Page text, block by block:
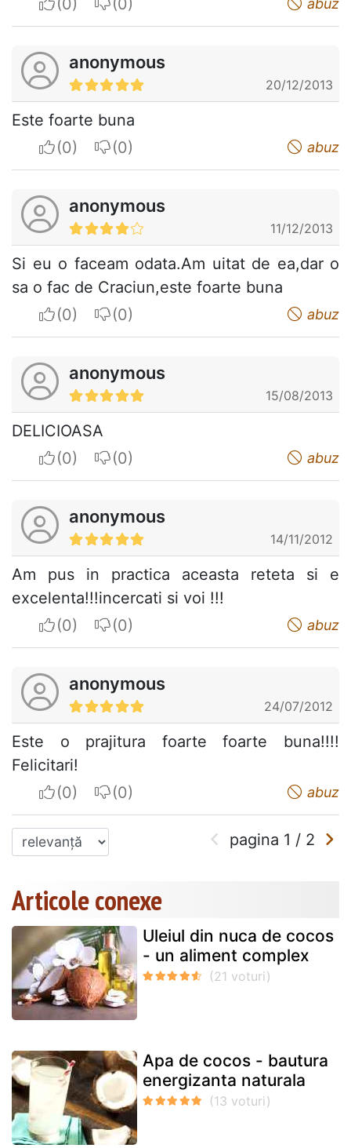
abuz
anonymous
20/12/2013
Este foarte buna
I apreciateI do not appreciate abuz
anonymous
11/12/2013
Si eu o faceam odata.Am uitat de ea,dar o
sa o fac de Craciun,este foarte buna
I apreciateI do not appreciate abuz
anonymous
15/08/2013
DELICIOASA
I apreciateI do not appreciate abuz
anonymous
14/11/2012
Am pus in practica aceasta reteta si e
excelenta!!!incercati si voi !!!
I apreciateI do not appreciate abuz
anonymous
24/07/2012
Este o prajitura foarte foarte buna!!!!
Felicitari!
I apreciateI do not appreciate abuz
pagina 1 / 2
Articole conexe
Uleiul din nuca de cocos
- un aliment complex
Apa de cocos - bautura
energizanta naturala